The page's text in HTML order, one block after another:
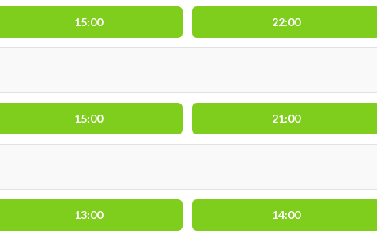
15:00 22:00
15:00 21:00
13:00 14:00